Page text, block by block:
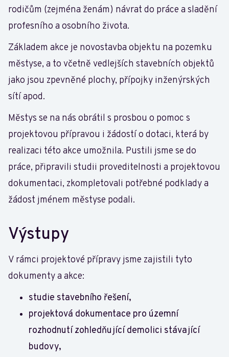
rodičům (zejména ženám) návrat do práce a sladění
profesního a osobního života.
Základem akce je novostavba objektu na pozemku
městyse, a to včetně vedlejších stavebních objektů
jako jsou zpevněné plochy, přípojky inženýrských
sítí apod.
Městys se na nás obrátil s prosbou o pomoc s
projektovou přípravou i žádostí o dotaci, která by
realizaci této akce umožnila. Pustili jsme se do
práce, připravili studii proveditelnosti a projektovou
dokumentaci, zkompletovali potřebné podklady a
žádost jménem městyse podali.
Výstupy
V rámci projektové přípravy jsme zajistili tyto
dokumenty a akce:
studie stavebního řešení,
projektová dokumentace pro územní
rozhodnutí zohledňující demolici stávající
budovy,